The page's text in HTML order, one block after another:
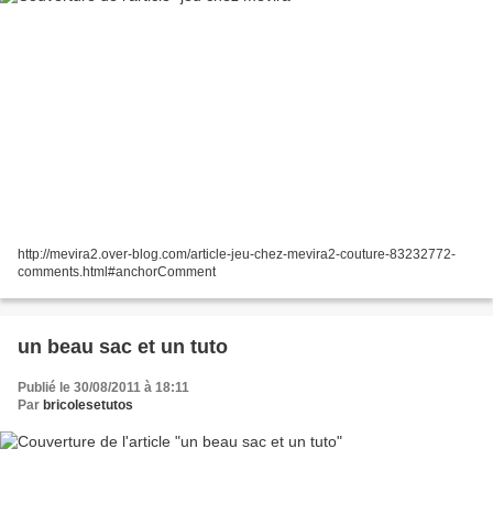
http://mevira2.over-blog.com/article-jeu-chez-mevira2-couture-83232772-
comments.html#anchorComment
un beau sac et un tuto
Publié le 30/08/2011 à 18:11
Par bricolesetutos